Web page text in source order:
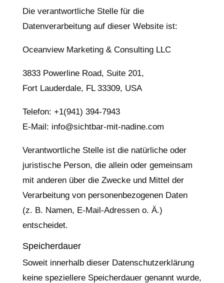
Die verantwortliche Stelle für die
Datenverarbeitung auf dieser Website ist:
Oceanview Marketing & Consulting LLC
3833 Powerline Road, Suite 201,
Fort Lauderdale, FL 33309, USA
Telefon: +1(941) 394-7943
E-Mail: info@sichtbar-mit-nadine.com
Verantwortliche Stelle ist die natürliche oder
juristische Person, die allein oder gemeinsam
mit anderen über die Zwecke und Mittel der
Verarbeitung von personenbezogenen Daten
(z. B. Namen, E-Mail-Adressen o. Ä.)
entscheidet.
Speicherdauer
Soweit innerhalb dieser Datenschutzerklärung
keine speziellere Speicherdauer genannt wurde,